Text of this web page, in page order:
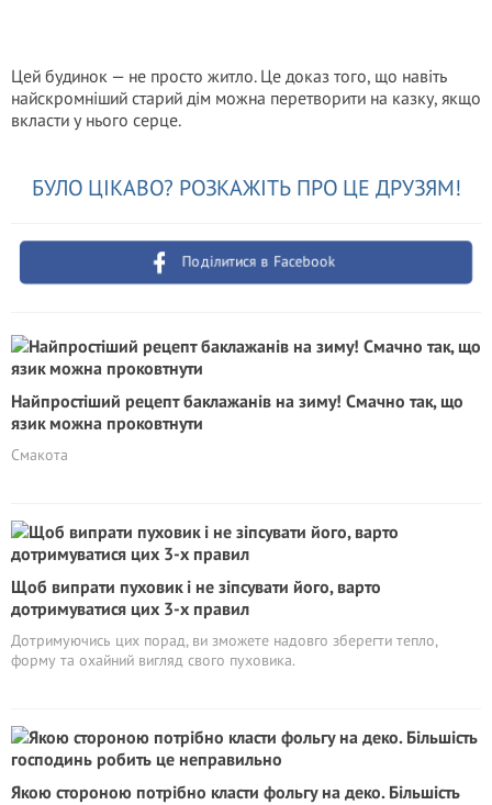
Цей будинок — не просто житло. Це доказ того, що навіть
найскромніший старий дім можна перетворити на казку, якщо
вкласти у нього серце.
БУЛО ЦІКАВО? РОЗКАЖІТЬ ПРО ЦЕ ДРУЗЯМ!
Поділитися в Facebook
Найпростіший рецепт баклажанів на зиму! Смачно так, що
язик можна проковтнути
Смакота
Щоб випрати пуховик і не зіпсувати його, варто
дотримуватися цих 3-х правил
Дотримуючись цих порад, ви зможете надовго зберегти тепло,
форму та охайний вигляд свого пуховика.
Якою стороною потрібно класти фольгу на деко. Більшість